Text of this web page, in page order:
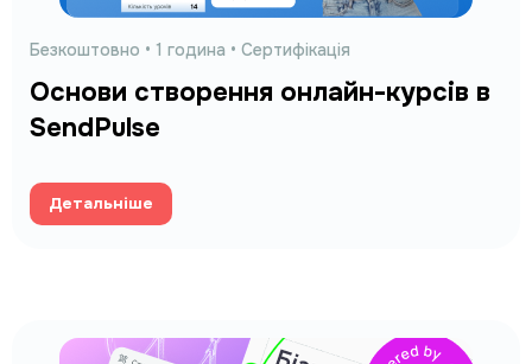
Безкоштовно • 1 година • Сертифікація
Основи створення онлайн-курсів в
SendPulse
Детальніше